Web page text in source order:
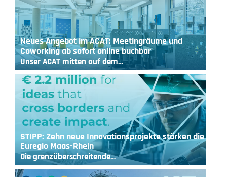
Neues Angebot im ACAT: Meetingräume und
Coworking ab sofort online buchbar
Unser ACAT mitten auf dem…
STIPP: Zehn neue Innovationsprojekte stärken die
Euregio Maas-Rhein
Die grenzüberschreitende…